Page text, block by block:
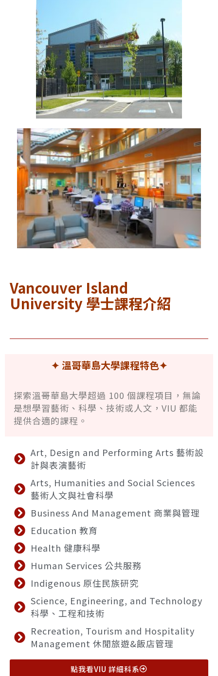
Vancouver Island
University 學士課程介紹
✦ 溫哥華島大學課程特色✦
探索溫哥華島大學超過 100 個課程項目，無論
是想學習藝術、科學、技術或人文，VIU 都能
提供合適的課程。
Art, Design and Performing Arts 藝術設
計與表演藝術
Arts, Humanities and Social Sciences
藝術人文與社會科學
Business And Management 商業與管理
Education 教育
Health 健康科學
Human Services 公共服務
Indigenous 原住民族研究
Science, Engineering, and Technology
科學、工程和技術
Recreation, Tourism and Hospitality
Management 休閒旅遊&飯店管理
點我看VIU 詳細科系